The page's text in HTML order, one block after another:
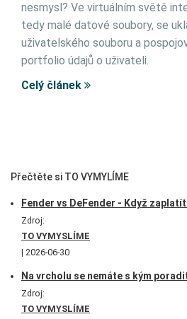
nesmysl? Ve virtuálním světě
tedy malé datové soubory, se
uživatelského souboru a
portfolio údajů o uživateli.
Celý článek
Přečtěte si TO VYMYLÍME
Fender vs DeFender - Když
Zdroj:
TO VYMYSLÍME
2026-06-30
Na vrcholu se nemáte s kým
Zdroj:
TO VYMYSLÍME